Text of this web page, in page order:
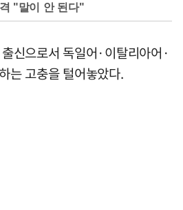
"말이 안 된다"
신으로서 독일어·이탈리아어·
는 고충을 털어놓았다.